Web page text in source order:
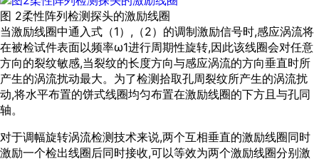
图 2柔性阵列检测探头的激励线圈
当激励线圈中通入式（1）,（2）的调制激励信号时,感应涡流将
在被检试件表面以频率ω1进行周期性旋转,因此该线圈会对任意
方向的裂纹敏感,当裂纹的长度方向与感应涡流的方向垂直时所
产生的涡流扰动最大。为了检测拾取孔周裂纹所产生的涡流扰
动,将水平布置的饼式线圈均匀布置在激励线圈的下方且与孔同
轴。
对于调幅旋转涡流检测技术来说,两个互相垂直的激励线圈同时
激励一个检出线圈后同时接收,可以等效为两个激励线圈分别激